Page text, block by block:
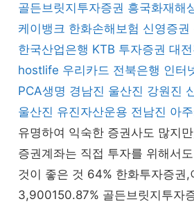
골든브릿지투자증권 흥국화재해
케이뱅크 한화손해보험 신영증권
한국산업은행 KTB 투자증권 대
hostlife 우리카드 전북은행 인터
PCA생명 경남진 울산진 강원진
울산진 유진자산운용 전남진 아
유명하여 익숙한 증권사도 많지
증권계좌는 직접 투자를 위해서
것이 좋은 것 64% 한화투자증
3,900150.87% 골든브릿지투자